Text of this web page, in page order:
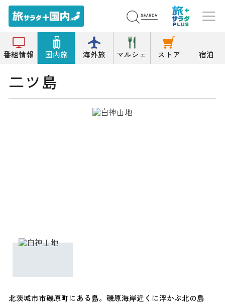
番組情報 国内旅 海外旅 マルシェ ストア 宿泊
トップ
二ツ島
北茨城市市磯原町にある島。磯原海岸近くに浮かぶ北の島